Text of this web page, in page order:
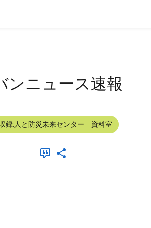
ンニュース速報
収録:人と防災未来センター 資料室